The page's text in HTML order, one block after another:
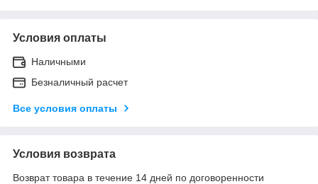
Условия оплаты
Наличными
Безналичный расчет
Все условия оплаты
Условия возврата
Возврат товара в течение 14 дней по договоренности